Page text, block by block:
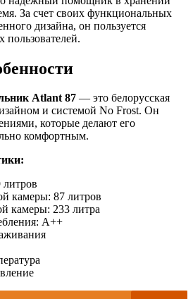
За счет своих функциональных
дизайна, он пользуется
пользователей.
Atlant 87 — это белорусская
и системой No Frost. Он
которые делают его
комфортным.
камеры: 87 литров
камеры: 233 литра
A++